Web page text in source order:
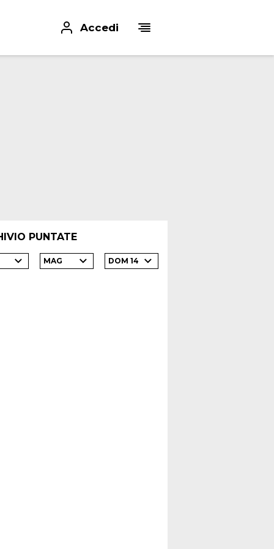
Accedi
PUNTATE
MAG DOM 14